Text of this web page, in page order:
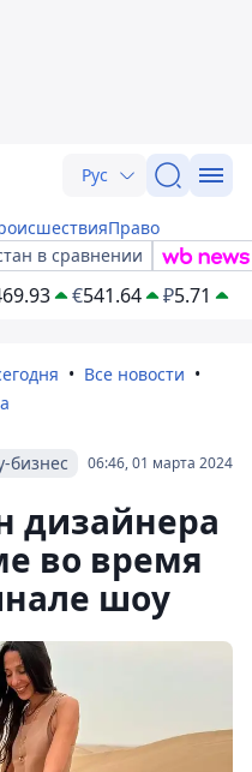
Рус
Право
в сравнении
€541.64 ₽5.71
Все новости
06:46, 01 марта 2024
бизнес
дизайнера
во время
шоу